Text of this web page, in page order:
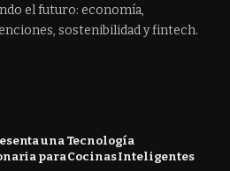
el futuro: economía,
sostenibilidad y fintech.
una Tecnología
para Cocinas Inteligentes